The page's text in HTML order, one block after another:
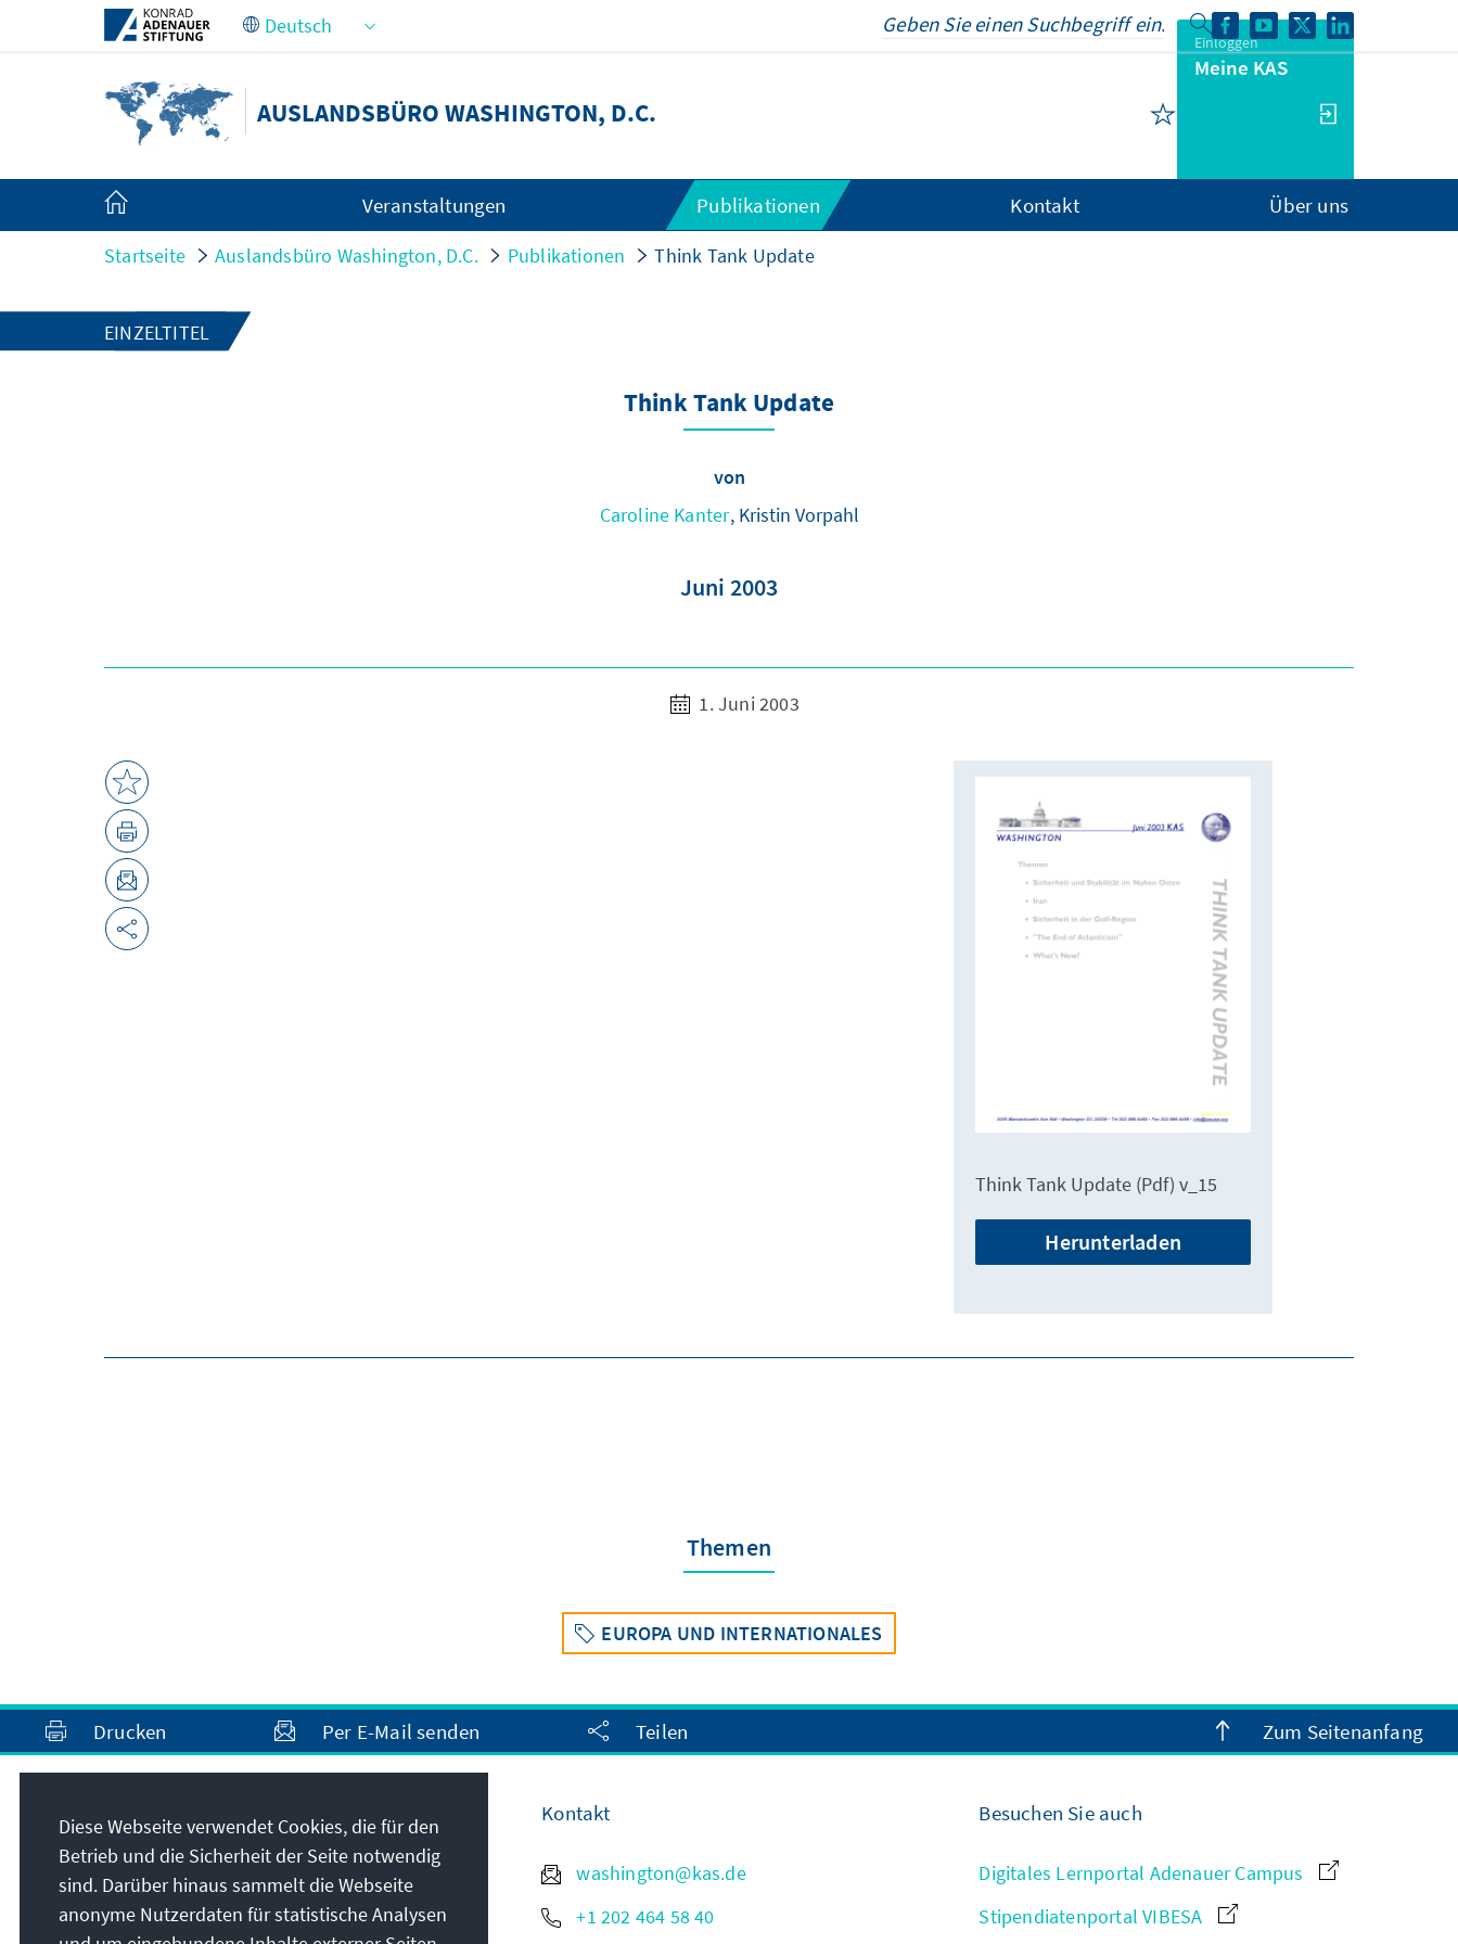
Zum Hauptinhalt springen
AUSLANDSBÜRO WASHINGTON, D.C.
Einloggen
Meine KAS
Veranstaltungen Publikationen Kontakt Über uns
Startseite Auslandsbüro Washington, D.C. Publikationen Think Tank Update
EINZELTITEL
Think Tank Update
von
Caroline Kanter, Kristin Vorpahl
Juni 2003
1. Juni 2003
Think Tank Update (Pdf) v_15
Herunterladen
Themen
EUROPA UND INTERNATIONALES
Drucken Per E-Mail senden Teilen Zum Seitenanfang
Anschrift
Konrad-Adenauer-Stiftung e.V.
Auslandsbüro Washington, D.C.
1233 20th Street NW, #610
Kontakt
washington@kas.de
+1 202 464 58 40
Besuchen Sie auch
Digitales Lernportal Adenauer Campus
Stipendiatenportal VIBESA
Diese Webseite verwendet Cookies, die für den
Betrieb und die Sicherheit der Seite notwendig
sind. Darüber hinaus sammelt die Webseite
anonyme Nutzerdaten für statistische Analysen